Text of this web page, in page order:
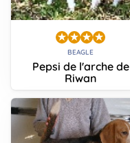
BEAGLE
Pepsi de l'arche de
Riwan